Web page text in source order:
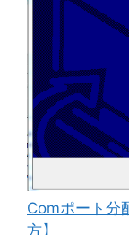
Comポート
方】